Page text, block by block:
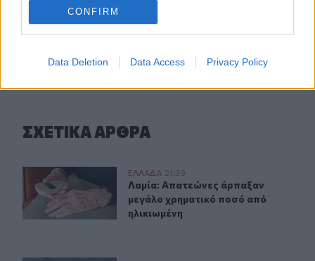
CONFIRM
Data Deletion Data Access Privacy Policy
ΠΕΡΙΣΣΟΤΕΡΑ
ΣΧΕΤΙΚA AΡΘΡΑ
Λαμία: Απατεώνες άρπαξαν μεγάλο χρηματικό ποσό
ΕΛΛAΔΑ 21:39
Λαμία: Απατεώνες άρπαξαν μεγάλο
Λαμία: Απατεώνες άρπαξαν
μεγάλο χρηματικό ποσό από
ηλικιωμένη